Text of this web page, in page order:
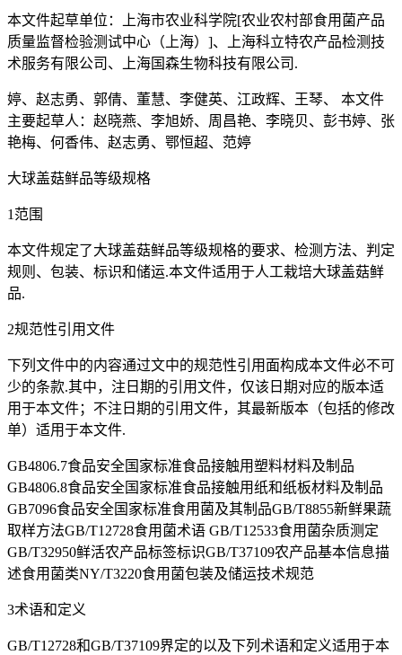
本文件起草单位：上海市农业科学院[农业农村部食用菌产品
质量监督检验测试中心（上海）]、上海科立特农产品检测技
术服务有限公司、上海国森生物科技有限公司.
婷、赵志勇、郭倩、董慧、李健英、江政辉、王琴、 本文件
主要起草人：赵晓燕、李旭娇、周昌艳、李晓贝、彭书婷、张
艳梅、何香伟、赵志勇、鄂恒超、范婷
大球盖菇鲜品等级规格
1范围
本文件规定了大球盖菇鲜品等级规格的要求、检测方法、判定
规则、包装、标识和储运.本文件适用于人工栽培大球盖菇鲜
品.
2规范性引用文件
下列文件中的内容通过文中的规范性引用面构成本文件必不可
少的条款.其中，注日期的引用文件，仅该日期对应的版本适
用于本文件；不注日期的引用文件，其最新版本（包括的修改
单）适用于本文件.
GB4806.7食品安全国家标准食品接触用塑料材料及制品
GB4806.8食品安全国家标准食品接触用纸和纸板材料及制品
GB7096食品安全国家标准食用菌及其制品GB/T8855新鲜果蔬
取样方法GB/T12728食用菌术语 GB/T12533食用菌杂质测定
GB/T32950鲜活农产品标签标识GB/T37109农产品基本信息描
述食用菌类NY/T3220食用菌包装及储运技术规范
3术语和定义
GB/T12728和GB/T37109界定的以及下列术语和定义适用于本